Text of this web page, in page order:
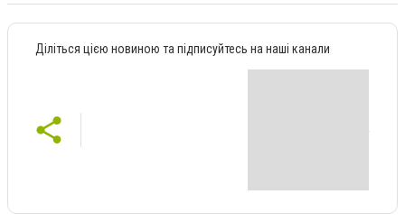
Діліться цією новиною та підписуйтесь на наші канали